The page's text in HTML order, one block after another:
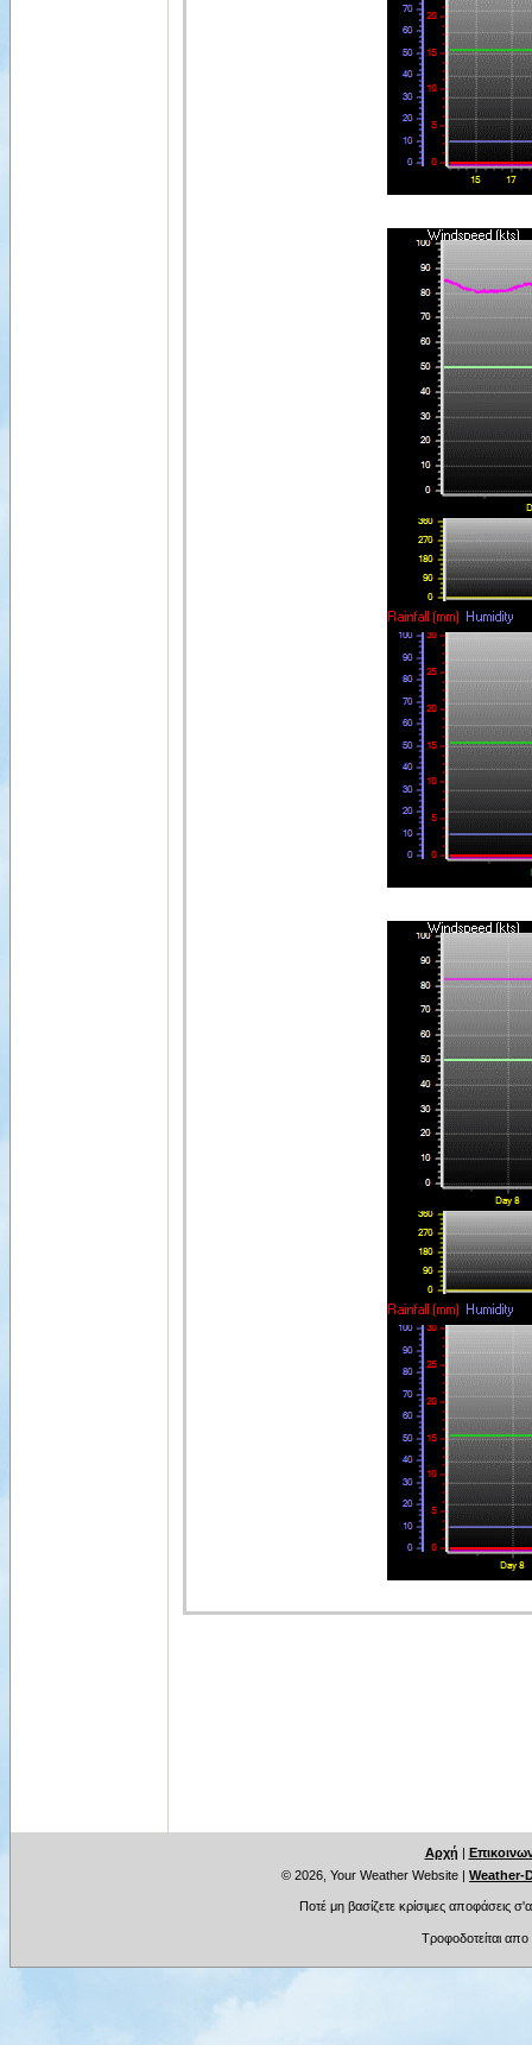
Αρχή |
© 2026, Your Weather Website | Weather-
Ποτέ μη βασίζετε κρίσιμες αποφάσεις
Τροφοδοτείται